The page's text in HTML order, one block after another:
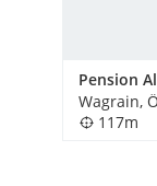
Pension
Wagrain,
117m